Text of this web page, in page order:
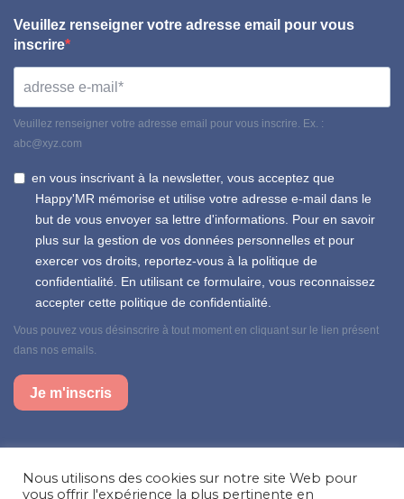
Veuillez renseigner votre adresse email pour vous
inscrire
Veuillez renseigner votre adresse email pour vous inscrire. Ex. :
abc@xyz.com
en vous inscrivant à la newsletter, vous acceptez que
Happy'MR mémorise et utilise votre adresse e-mail dans le
but de vous envoyer sa lettre d'informations. Pour en savoir
plus sur la gestion de vos données personnelles et pour
exercer vos droits, reportez-vous à la politique de
confidentialité. En utilisant ce formulaire, vous reconnaissez
accepter cette politique de confidentialité.
Vous pouvez vous désinscrire à tout moment en cliquant sur le lien présent
dans nos emails.
Je m'inscris
Facebook
Instagram
LinkedIn
Nous utilisons des cookies sur notre site Web pour
vous offrir l'expérience la plus pertinente en